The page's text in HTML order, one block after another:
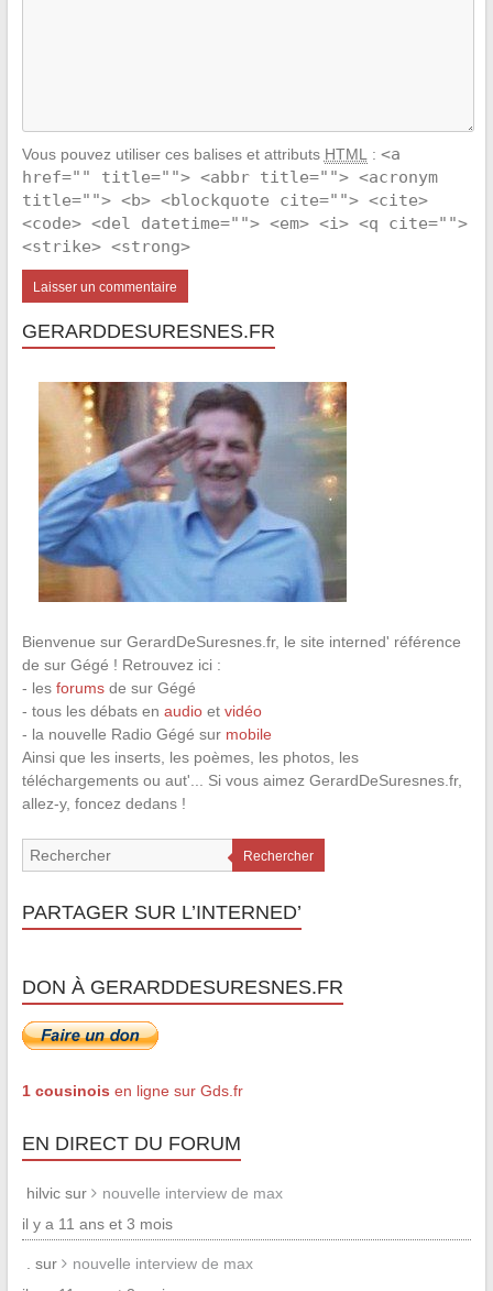
Vous pouvez utiliser ces balises et attributs HTML : <a
href="" title=""> <abbr title=""> <acronym
title=""> <b> <blockquote cite=""> <cite>
<code> <del datetime=""> <em> <i> <q cite="">
<strike> <strong>
GERARDDESURESNES.FR
Bienvenue sur GerardDeSuresnes.fr, le site interned' référence
de sur Gégé ! Retrouvez ici :
- les forumsde sur Gégé
- tous les débats en audioet vidéo
- la nouvelle Radio Gégé sur mobile
Ainsi que les inserts, les poèmes, les photos, les
téléchargements ou aut'... Si vous aimez GerardDeSuresnes.fr,
allez-y, foncez dedans !
Rechercher
PARTAGER SUR L’INTERNED’
DON À GERARDDESURESNES.FR
1 cousinois en ligne sur Gds.fr
EN DIRECT DU FORUM
hilvic sur
nouvelle interview de max
il y a 11 ans et 3 mois
. sur
nouvelle interview de max